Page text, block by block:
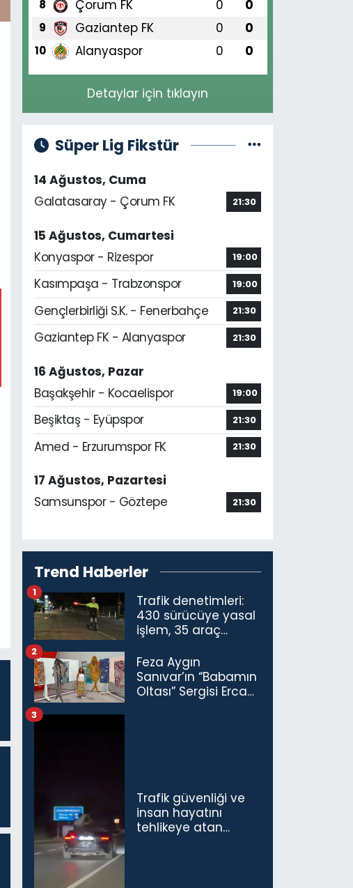
8 Çorum FK 0 0
9 Gaziantep FK 0 0
10 Alanyaspor 0 0
Detaylar için tıklayın
Süper Lig Fikstür
14 Ağustos, Cuma
Galatasaray - Çorum FK
21:30
15 Ağustos, Cumartesi
Konyaspor - Rizespor
19:00
Kasımpaşa - Trabzonspor 19:00
Gençlerbirliği S.K. - Fenerbahçe 21:30
Gaziantep FK - Alanyaspor 21:30
16 Ağustos, Pazar
Başakşehir - Kocaelispor
19:00
Beşiktaş - Eyüpspor 21:30
Amed - Erzurumspor FK 21:30
17 Ağustos, Pazartesi
Samsunspor - Göztepe
21:30
Trend Haberler
Trafik denetimleri:
430 sürücüye yasal
işlem, 35 araç
1
Feza Aygın
Sanıvar’ın “Babamın
Oltası” Sergisi Ercan
2
Trafik güvenliği ve
insan hayatını
tehlikeye atan
3